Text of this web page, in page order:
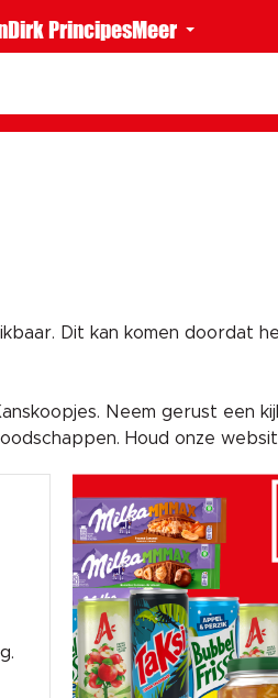
Dirk PrincipesMeer
Dit kan komen doordat
Neem gerust een
Houd onze